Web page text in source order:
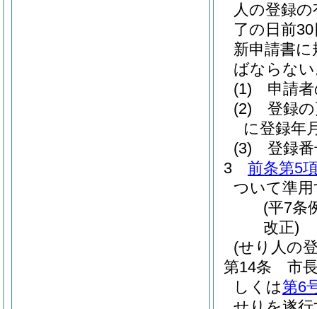
人の登録
了の日前
新申請書
ばならな
(1)
申請
(2)
登録
に登録年
(3)
登録
3
前条第5
ついて準
(平7条
改正)
(せり人の
第14条
市
しくは第6